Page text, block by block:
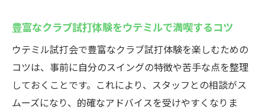
豊富なクラブ試打体験をウテミルで満喫するコツ
ウテミル試打会で豊富なクラブ試打体験を楽しむための
コツは、事前に自分のスイングの特徴や苦手な点を整理
しておくことです。これにより、スタッフとの相談がス
ムーズになり、的確なアドバイスを受けやすくなりま